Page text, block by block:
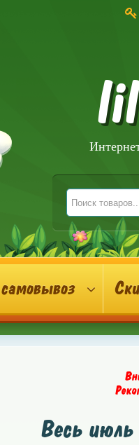
Весь